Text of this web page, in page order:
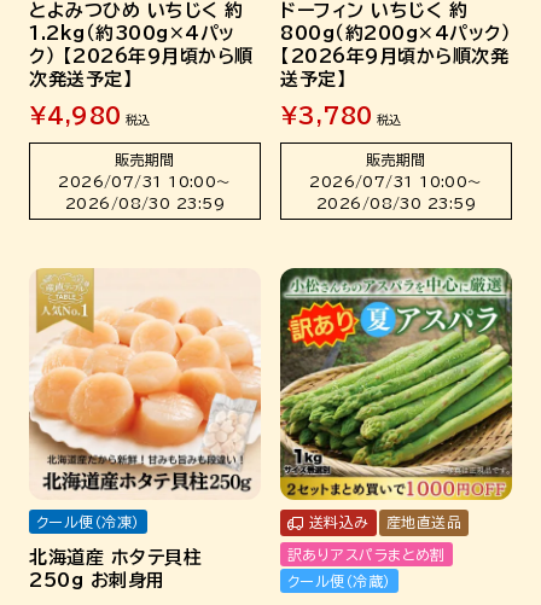
とよみつひめ いちじく 約
1.2kg（約300g×4パッ
ク） 【2026年9月頃から順
次発送予定】
¥4,980 税込
販売期間
2026/07/31 10:00〜
2026/08/30 23:59
ドーフィン いちじく 約
800g（約200g×4パック）
【2026年9月頃から順次発
送予定】
¥3,780 税込
販売期間
2026/07/31 10:00〜
2026/08/30 23:59
北海道産 ホタテ貝柱
250g お刺身用
クール便（冷凍） 送料込み 産地直送品
訳ありアスパラまとめ割
クール便（冷蔵）